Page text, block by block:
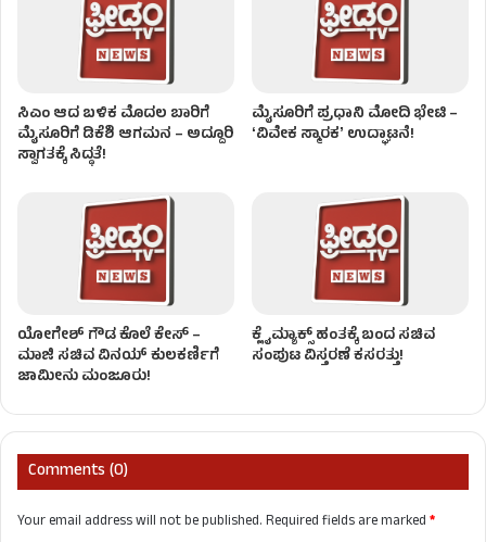
ಸಿಎಂ ಆದ ಬಳಿಕ ಮೊದಲ ಬಾರಿಗೆ
ಮೈಸೂರಿಗೆ ಡಿಕೆಶಿ ಆಗಮನ – ಅದ್ದೂರಿ
ಸ್ವಾಗತಕ್ಕೆ ಸಿದ್ಧತೆ!
ಮೈಸೂರಿಗೆ ಪ್ರಧಾನಿ ಮೋದಿ ಭೇಟಿ –
ʻವಿವೇಕ ಸ್ಮಾರಕʼ ಉದ್ಘಾಟನೆ!
ಯೋಗೇಶ್ ಗೌಡ ಕೊಲೆ ಕೇಸ್ –
ಮಾಜಿ ಸಚಿವ ವಿನಯ್ ಕುಲಕರ್ಣಿಗೆ
ಜಾಮೀನು ಮಂಜೂರು!
ಕ್ಲೈಮ್ಯಾಕ್ಸ್ ಹಂತಕ್ಕೆ ಬಂದ ಸಚಿವ
ಸಂಪುಟ ವಿಸ್ತರಣೆ ಕಸರತ್ತು!
Comments (0)
Your email address will not be published.Required fields are marked*